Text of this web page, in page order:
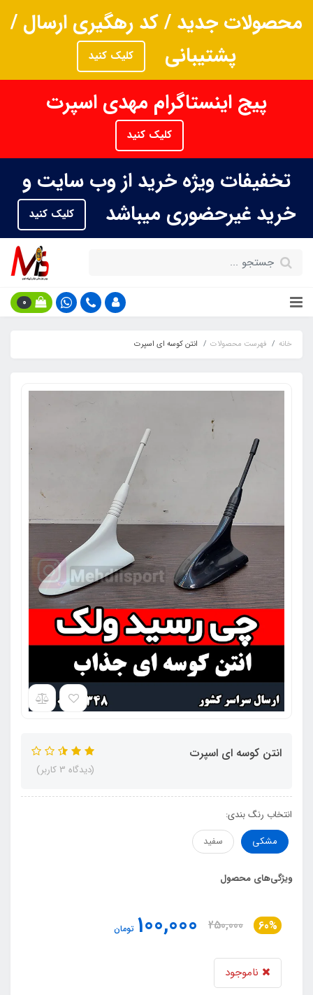
محصولات جدید / کد رهگیری ارسال /
پشتیبانی
کلیک کنید
پیج اینستاگرام مهدی اسپرت
کلیک کنید
تخفیفات ویژه خرید از وب سایت و
خرید غیرحضوری میباشد
کلیک کنید
0
خانه فهرست محصولات انتن کوسه ای اسپرت
انتن کوسه ای اسپرت
(دیدگاه 3 کاربر)
انتخاب رنگ بندی:
مشکی
سفید
ویژگی‌های محصول
60%
250,000
100,000 تومان
ناموجود